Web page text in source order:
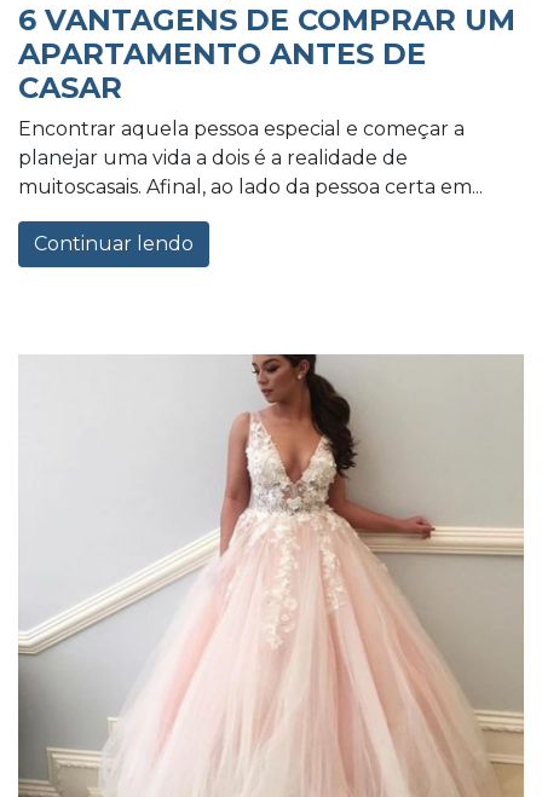
6 VANTAGENS DE COMPRAR UM
APARTAMENTO ANTES DE
CASAR
Encontrar aquela pessoa especial e começar a
planejar uma vida a dois é a realidade de
muitoscasais. Afinal, ao lado da pessoa certa em...
Continuar lendo